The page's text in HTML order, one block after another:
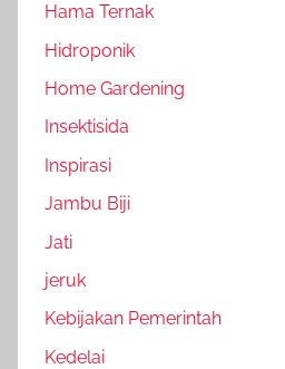
Hama Ternak
Hidroponik
Home Gardening
Insektisida
Inspirasi
Jambu Biji
Jati
jeruk
Kebijakan Pemerintah
Kedelai